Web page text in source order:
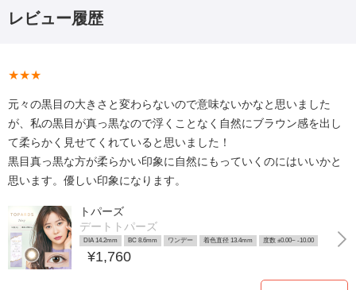
レビュー履歴
★★★
元々の黒目の大きさと変わらないので意味ないかなと思いました
が、私の黒目が真っ黒なので浮くことなく自然にブラウン感を出し
て柔らかく見せてくれていると思いました！
黒目真っ黒な方が柔らかい印象に自然にもっていくのにはいいかと
思います。優しい印象になります。
トパーズ
デートトパーズ
DIA 14.2mm BC 8.6mm ワンデー 着色直径 13.4mm 度数 ±0.00~ -10.00
¥1,760